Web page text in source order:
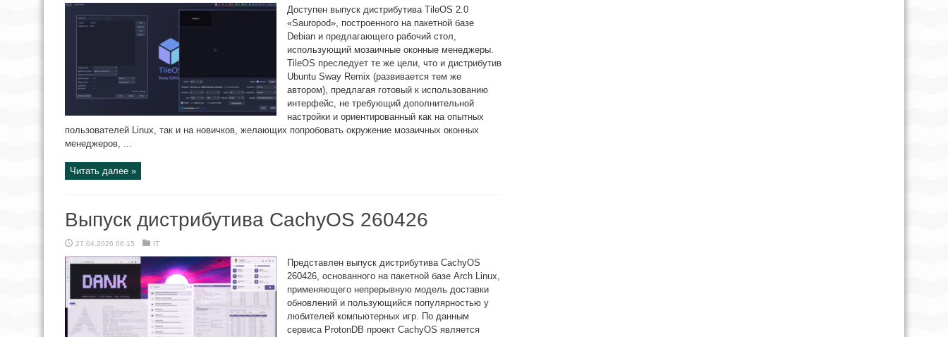
Доступен выпуск дистрибутива TileOS 2.0
«Sauropod», построенного на пакетной базе
Debian и предлагающего рабочий стол,
использующий мозаичные оконные менеджеры.
TileOS преследует те же цели, что и дистрибутив
Ubuntu Sway Remix (развивается тем же
автором), предлагая готовый к использованию
интерфейс, не требующий дополнительной
настройки и ориентированный как на опытных
пользователей Linux, так и на новичков, желающих попробовать окружение мозаичных оконных
менеджеров, ...
Читать далее »
Выпуск дистрибутива CachyOS 260426
27.04.2026 06:15 IT
Представлен выпуск дистрибутива CachyOS
260426, основанного на пакетной базе Arch Linux,
применяющего непрерывную модель доставки
обновлений и пользующийся популярностью у
любителей компьютерных игр. По данным
сервиса ProtonDB проект CachyOS является